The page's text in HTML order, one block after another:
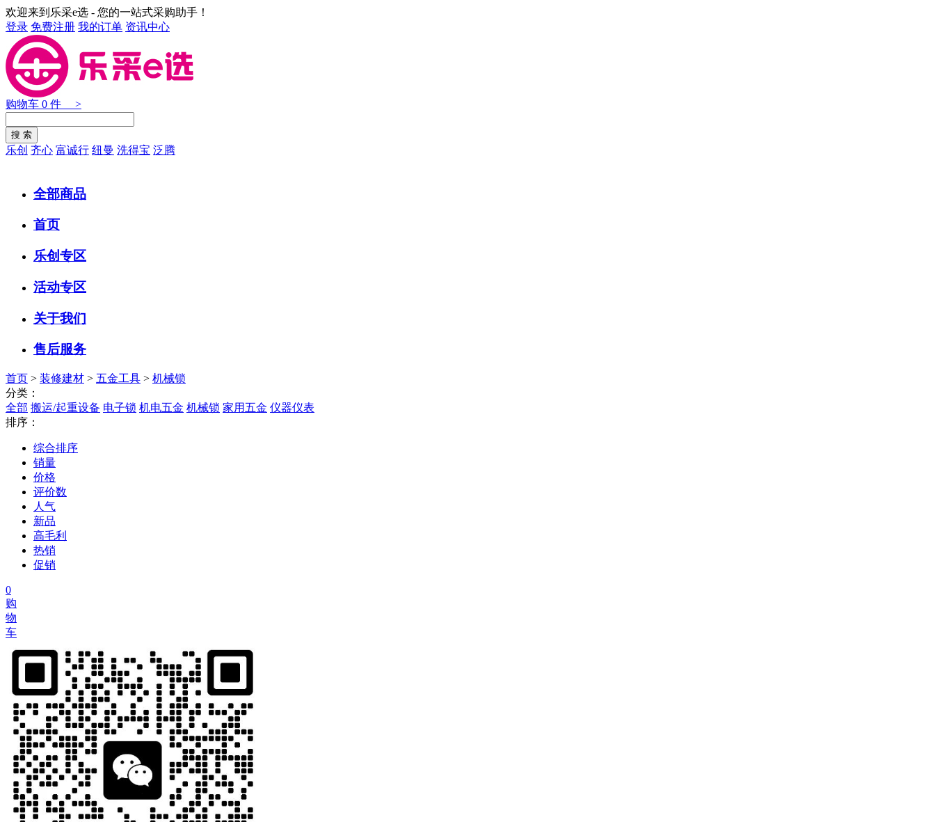
欢迎来到乐采e选 - 您的一站式采购助手！
登录 免费注册 我的订单 资讯中心
购物车 0 件 >
乐创 齐心 富诚行 纽曼 洗得宝 泛腾
全部商品
首页
乐创专区
活动专区
关于我们
售后服务
首页 > 装修建材 > 五金工具 > 机械锁
分类：
全部 搬运/起重设备 电子锁 机电五金 机械锁 家用五金 仪器仪表
排序：
综合排序
销量
价格
评价数
人气
新品
高毛利
热销
促销
0
购
物
车